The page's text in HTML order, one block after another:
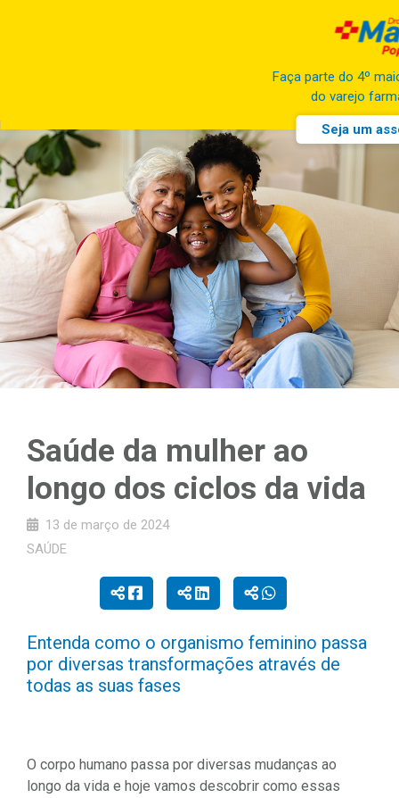
Faça parte do 4º
do varejo
Seja um
Saúde da mulher ao
longo dos ciclos da vida
13 de março de 2024
SAÚDE
Entenda como o organismo feminino passa
por diversas transformações através de
todas as suas fases
O corpo humano passa por diversas mudanças ao
longo da vida e hoje vamos descobrir como essas